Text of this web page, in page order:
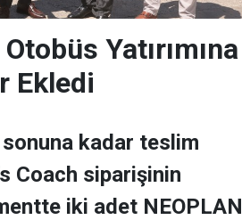
Yatırımına
Ekledi
kadar teslim
Coach siparişinin
iki adet NEOPLAN